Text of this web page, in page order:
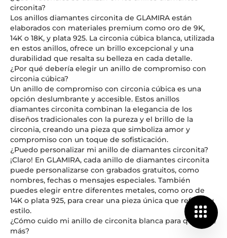
circonita?
Los anillos diamantes circonita de GLAMIRA están
elaborados con materiales premium como oro de 9K,
14K o 18K, y plata 925. La circonia cúbica blanca, utilizada
en estos anillos, ofrece un brillo excepcional y una
durabilidad que resalta su belleza en cada detalle.
¿Por qué debería elegir un anillo de compromiso con
circonia cúbica?
Un anillo de compromiso con circonia cúbica es una
opción deslumbrante y accesible. Estos anillos
diamantes circonita combinan la elegancia de los
diseños tradicionales con la pureza y el brillo de la
circonia, creando una pieza que simboliza amor y
compromiso con un toque de sofisticación.
¿Puedo personalizar mi anillo de diamantes circonita?
¡Claro! En GLAMIRA, cada anillo de diamantes circonita
puede personalizarse con grabados gratuitos, como
nombres, fechas o mensajes especiales. También
puedes elegir entre diferentes metales, como oro de
14K o plata 925, para crear una pieza única que refleje tu
estilo.
¿Cómo cuido mi anillo de circonita blanca para que dure
más?